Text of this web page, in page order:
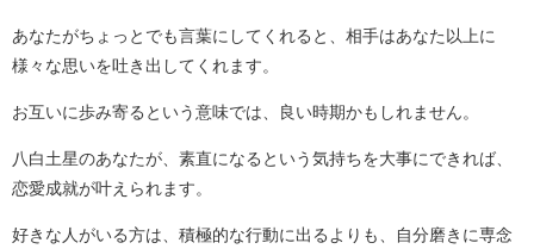
あなたがちょっとでも言葉にしてくれると、相手はあなた以上に
様々な思いを吐き出してくれます。
お互いに歩み寄るという意味では、良い時期かもしれません。
八白土星のあなたが、素直になるという気持ちを大事にできれば、
恋愛成就が叶えられます。
好きな人がいる方は、積極的な行動に出るよりも、自分磨きに専念